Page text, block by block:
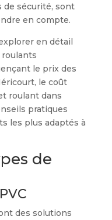
de sécurité, sont
en compte.
en détail
le prix des
le coût
roulant dans
pratiques
les plus adaptés à
de
des solutions